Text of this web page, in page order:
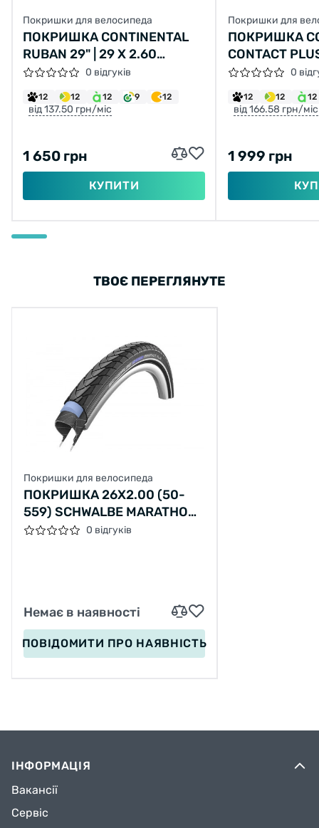
Покришки для велосипеда
ПОКРИШКА CONTINENTAL
RUBAN 29" | 29 X 2.60
ЧОРНА, НЕ СКЛАДНА
0 відгуків
12 12 12 9 12
від 137.50 грн/міс
1 650 грн
КУПИТИ
Покришки для
ПОКРИШКА
CONTACT
32C, 28 X 1 1/
622, ЧОРНА,
0
12 12 12
від 166.58 грн/міс
1 999 грн
ТВОЄ ПЕРЕГЛЯНУТЕ
Покришки для велосипеда
ПОКРИШКА 26X2.00 (50-
559) SCHWALBE MARATHON
PLUS HS440 S-GUARD
0 відгуків
Немає в наявності
ПОВІДОМИТИ ПРО НАЯВНІСТЬ
ІНФОРМАЦІЯ
Вакансії
Сервіс